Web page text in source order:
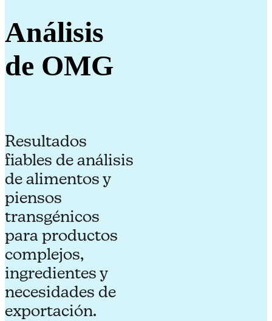
Análisis
de OMG
Resultados
fiables de análisis
de alimentos y
piensos
transgénicos
para productos
complejos,
ingredientes y
necesidades de
exportación.